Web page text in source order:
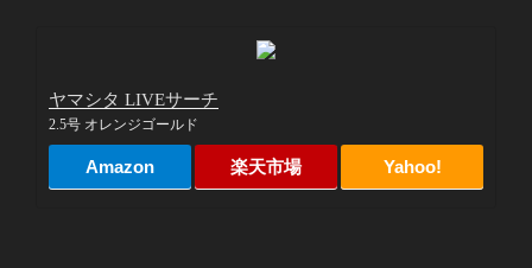
ヤマシタ LIVEサーチ
2.5号 オレンジゴールド
Amazon 楽天市場 Yahoo!